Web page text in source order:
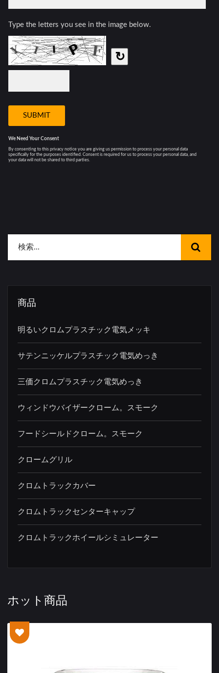
商品
明るいクロムプラスチック電気メッキ
サテンニッケルプラスチック電気めっき
三価クロムプラスチック電気めっき
ウィンドウバイザークローム。スモーク
フードシールドクローム。スモーク
クロームグリル
クロムトラックカバー
クロムトラックセンターキャップ
クロムトラックホイールシミュレーター
ホット商品